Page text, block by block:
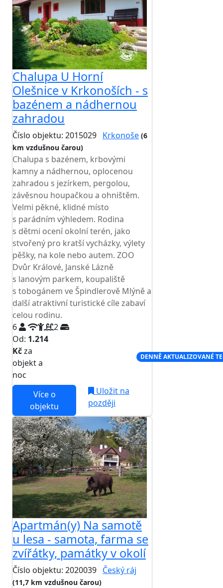
Chalupa U Horní
Olešnice v Krkonoších - s
bazénem a nádhernou
zahradou
Číslo objektu: 2015029 Krkonoše (6
km vzdušnou čarou)
Chalupa s bazénem, krbovými
kamny a nádhernou, oplocenou
zahradou s jezírkem, pergolou,
závěsnou houpačkou a ohništěm.
Velmi pěkné, klidné místo
s parádním výhledem. Rodina
s dětmi ocení okolní terén, jako
stvořený pro kratší vycházky, výlety
pěšky, na kole nebo autem. ZOO
Dvůr Králové, Janské Lázně
s lanovým parkem, koupaliště
s tobogánem ve Špindlerově Mlýně a
další atraktivní turistické cíle zabaví
celou rodinu.
6
2
Od: 1.214
Kčza
objekt a
noc
DENNĚ AKTUALIZOVANÉ
Více o
objektu
Uložit na
později
Apartmán(y) Na samotě
u lesa - samota, farma se
zvířátky, památky v okolí
Číslo objektu: 2020039 Český ráj
(11,7 km vzdušnou čarou)